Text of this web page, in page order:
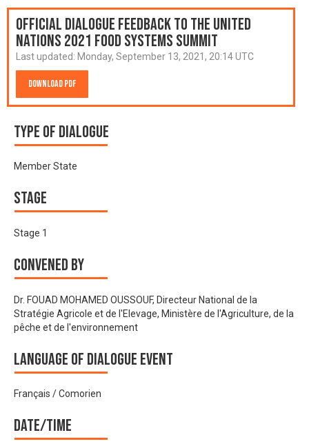
Official Dialogue Feedback to the United
Nations 2021 Food Systems Summit
Last updated: Monday, September 13, 2021, 20:14 UTC
Download PDF
Type of Dialogue
Member State
Stage
Stage 1
Convened by
Dr. FOUAD MOHAMED OUSSOUF, Directeur National de la
Stratégie Agricole et de l'Elevage, Ministère de l'Agriculture, de la
pêche et de l'environnement
Language of Dialogue Event
Français / Comorien
Date/time